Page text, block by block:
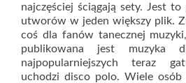
najczęściej ściągają sety. Jest to
utworów w jeden większy plik.
coś dla fanów tanecznej
publikowana jest muzyka
najpopularniejszych teraz
uchodzi disco polo. Wiele osób